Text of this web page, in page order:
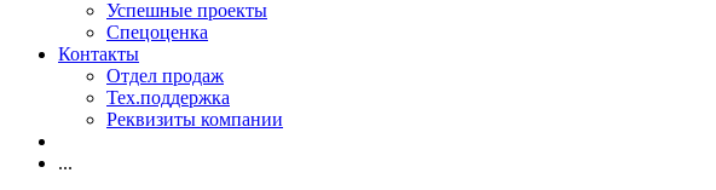
Успешные проекты
Спецоценка
Контакты
Отдел продаж
Тех.поддержка
Реквизиты компании
...